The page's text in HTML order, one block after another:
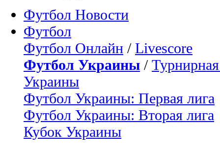
Футбол Новости
Футбол
Футбол Онлайн / Livescore
Футбол Украины /
Украины
Футбол Украины: Первая лига
Футбол Украины: Вторая лига
Кубок Украины